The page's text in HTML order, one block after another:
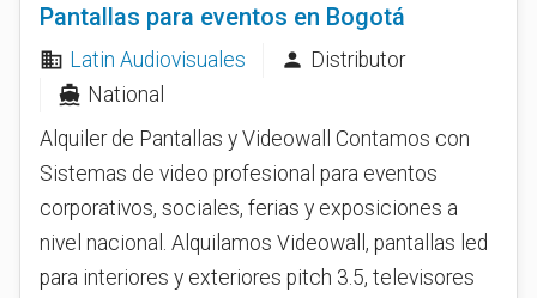
Pantallas para eventos en Bogotá
business Latin Audiovisuales person Distributor
directions_boat National
Alquiler de Pantallas y Videowall Contamos con
Sistemas de video profesional para eventos
corporativos, sociales, ferias y exposiciones a
nivel nacional. Alquilamos Videowall, pantallas led
para interiores y exteriores pitch 3.5, televisores